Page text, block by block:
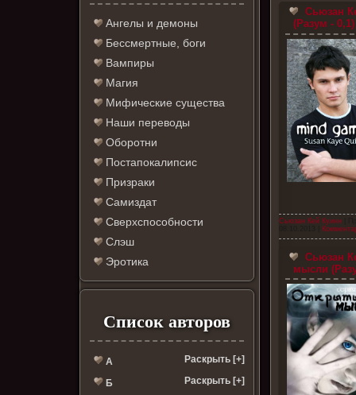
Ангелы и демоны
Бессмертные, боги
Вампиры
Магия
Мифические существа
Наши переводы
Оборотни
Постапокалипсис
Призраки
Самиздат
Сверхспособности
Слэш
Эротика
Список авторов
А Раскрыть [+]
Б Раскрыть [+]
Сьюзан
(Разум - 0,1)
Сьюзан Кей Куинн
Сьюзан
мысли